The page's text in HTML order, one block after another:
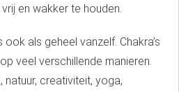
en wakker te houden.
als geheel vanzelf. Chakra’s
veel verschillende manieren.
natuur, creativiteit, yoga,